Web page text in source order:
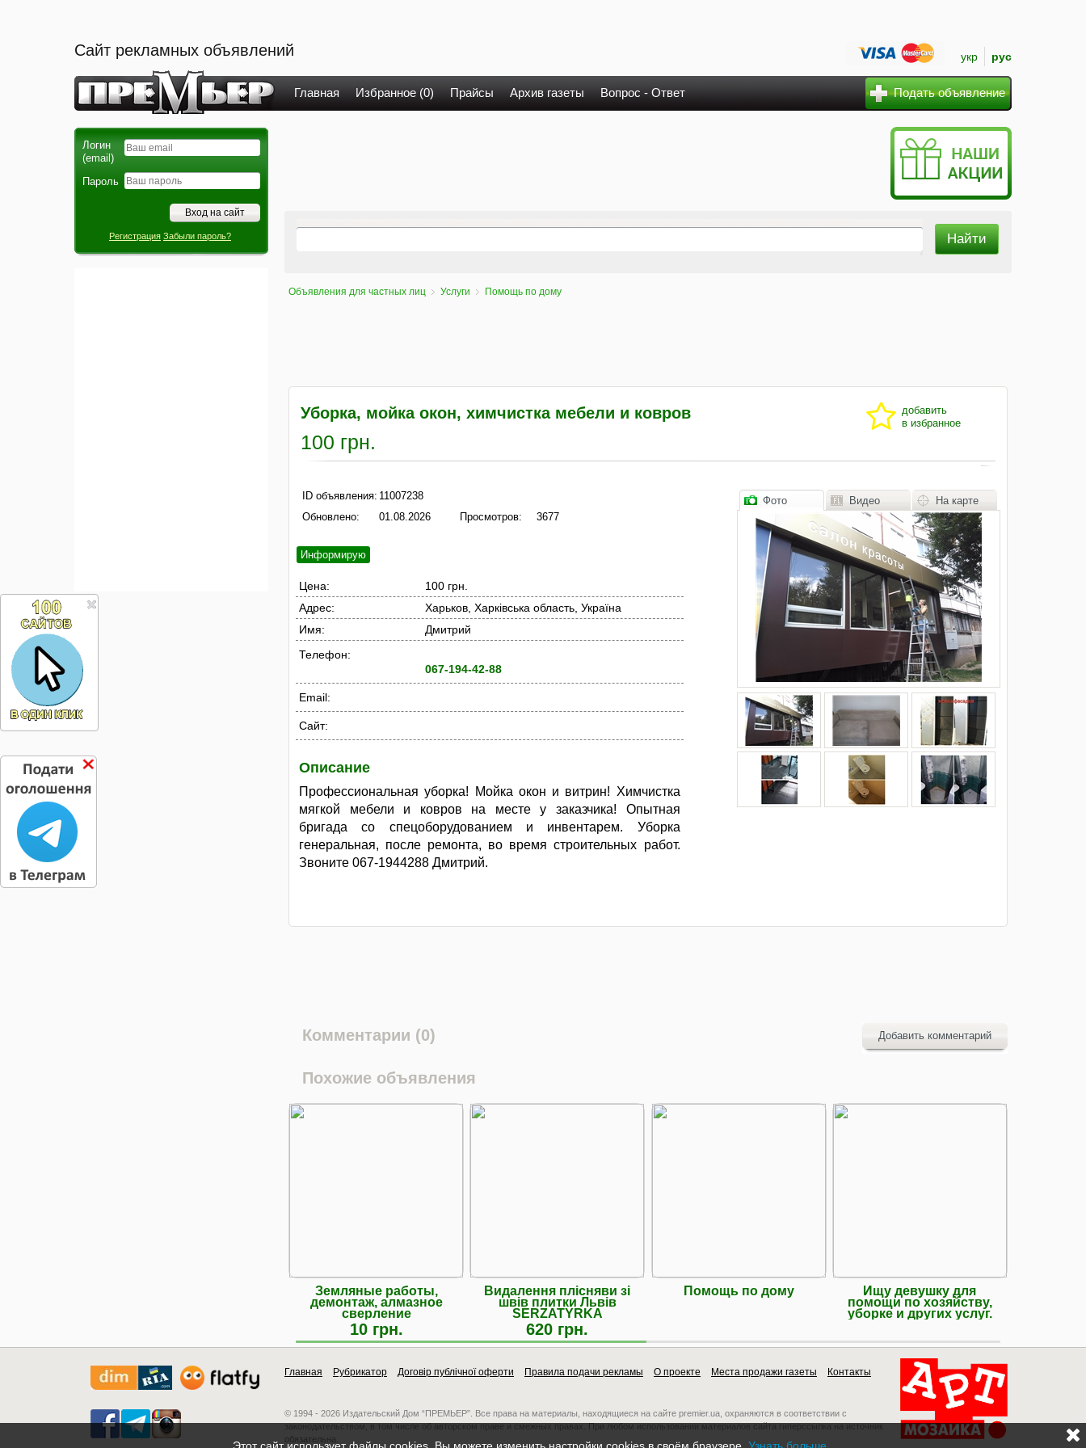
Сайт рекламных объявлений укр рус
Главная Избранное (0) Прайсы Архив газеты Вопрос - Ответ Подать объявление
Логин
(email)
Пароль
Регистрация Забыли пароль?
Объявления для частных лиц Услуги Помощь по дому
Уборка, мойка окон, химчистка мебели и ковров
добавить
в избранное
100 грн.
ID объявления: 11007238
Обновлено:
01.08.2026 Просмотров: 3677
Информирую
Цена:
100 грн.
Адрес:
Харьков, Харківська область, Україна
Имя:
Дмитрий
Телефон:
067-194-42-88
Email:
Сайт:
Описание
Профессиональная уборка! Мойка окон и витрин! Химчистка
мягкой мебели и ковров на месте у заказчика! Опытная
бригада со спецоборудованием и инвентарем. Уборка
генеральная, после ремонта, во время строительных работ.
Звоните 067-1944288 Дмитрий.
Фото Видео На карте
Комментарии (0) Добавить комментарий
Похожие объявления
Земляные работы,
демонтаж, алмазное
сверление
10 грн.
Видалення плісняви зі
швів плитки Львів
SERZATYRKA
620 грн.
Помощь по дому
Ищу девушку для
помощи по хозяйству,
уборке и других услуг.
Главная Рубрикатор Договір публічної оферти Правила подачи рекламы О проекте Места продажи газеты Контакты
© 1994 - 2026 Издательский Дом “ПРЕМЬЕР”. Все права на материалы, находящиеся на сайте premier.ua, охраняются в соответствии с
законодательством, в том числе об авторском праве и смежных правах. При любом использовании материалов сайта гиперссылка на источник
обязательна.